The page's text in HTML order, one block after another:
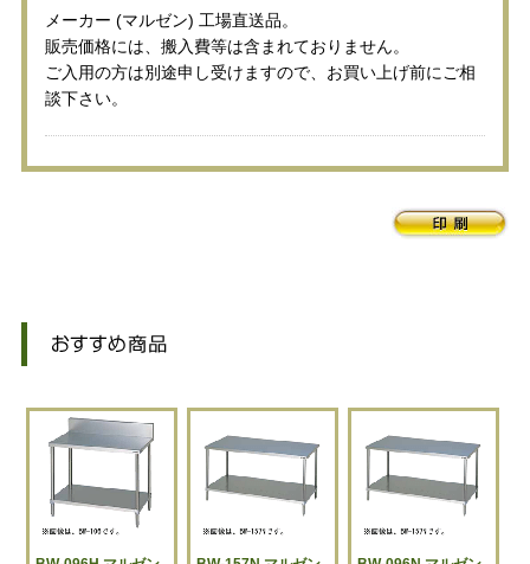
メーカー (マルゼン) 工場直送品。
販売価格には、搬入費等は含まれておりません。
ご入用の方は別途申し受けますので、お買い上げ前にご相
談下さい。